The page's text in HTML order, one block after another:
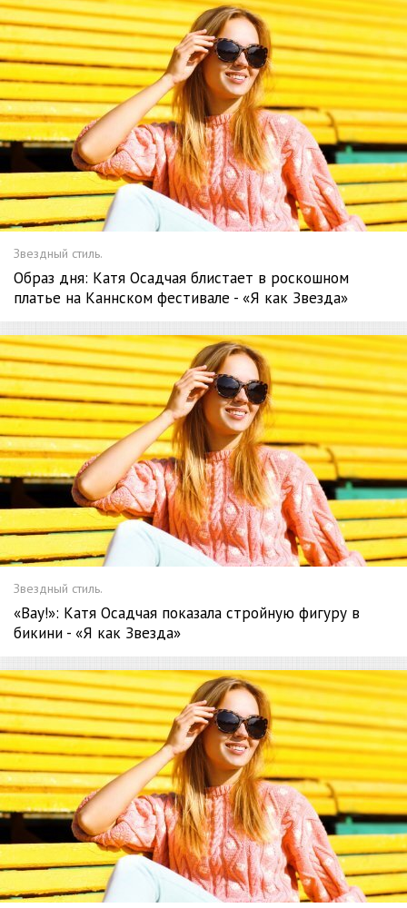
Звездный стиль.
Образ дня: Катя Осадчая блистает в роскошном
платье на Каннском фестивале - «Я как Звезда»
Звездный стиль.
«Вау!»: Катя Осадчая показала стройную фигуру в
бикини - «Я как Звезда»